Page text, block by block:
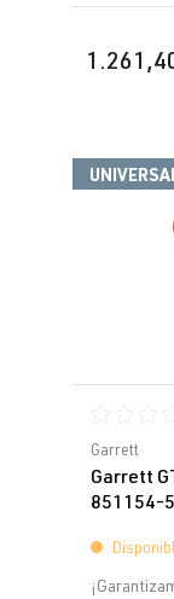
Garrett
Garrett
851154-